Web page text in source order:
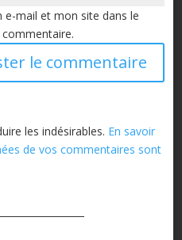
mail et mon site dans le
les indésirables. En savoir
de vos commentaires sont